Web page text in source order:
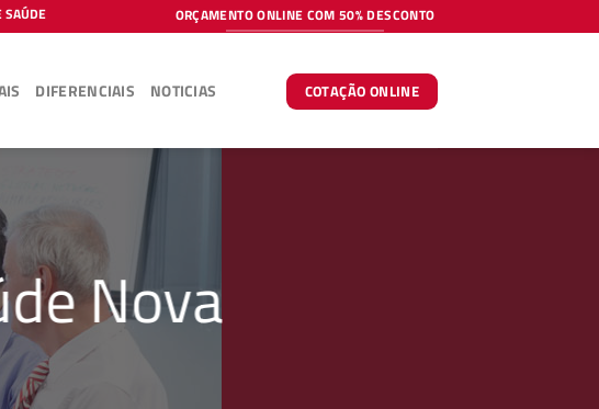
SAÚDE ORÇAMENTO ONLINE COM 50% DESCONTO
DIFERENCIAIS NOTICIAS COTAÇÃO ONLINE
Nova